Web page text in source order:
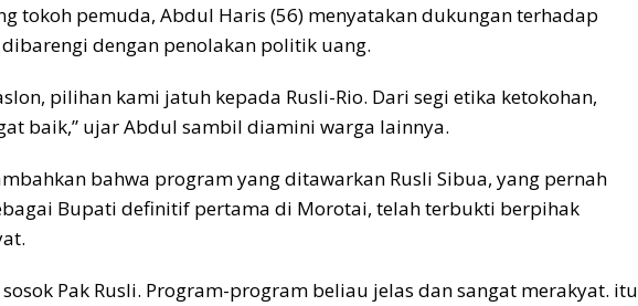
tokoh pemuda, Abdul Haris (56) menyatakan dukungan terhadap
dibarengi dengan penolakan politik uang.
pilihan kami jatuh kepada Rusli-Rio. Dari segi etika ketokohan,
baik,” ujar Abdul sambil diamini warga lainnya.
bahwa program yang ditawarkan Rusli Sibua, yang pernah
Bupati definitif pertama di Morotai, telah terbukti berpihak
Pak Rusli. Program-program beliau jelas dan sangat merakyat. itu